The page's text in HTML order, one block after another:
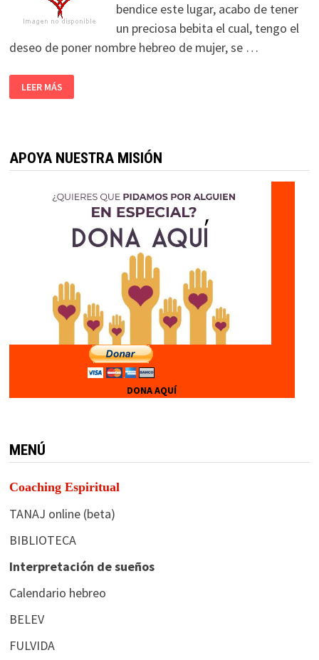
bendice este lugar, acabo de tener
un preciosa bebita el cual, tengo el
deseo de poner nombre hebreo de mujer, se …
LEER MÁS
APOYA NUESTRA MISIÓN
DONA AQUÍ
MENÚ
Coaching Espiritual
TANAJ online (beta)
BIBLIOTECA
Interpretación de sueños
Calendario hebreo
BELEV
FULVIDA